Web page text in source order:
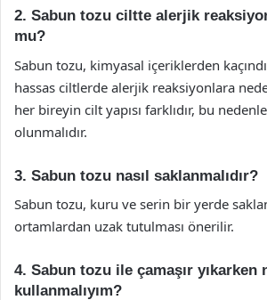
2. Sabun tozu ciltte alerjik
mu?
Sabun tozu, kimyasal içeriklerden
hassas ciltlerde alerjik reaksiyonlara
her bireyin cilt yapısı farklıdır, bu
olunmalıdır.
3. Sabun tozu nasıl saklanmalıdır?
Sabun tozu, kuru ve serin bir yerde
ortamlardan uzak tutulması önerilir.
4. Sabun tozu ile çamaşır yıkarken
kullanmalıyım?